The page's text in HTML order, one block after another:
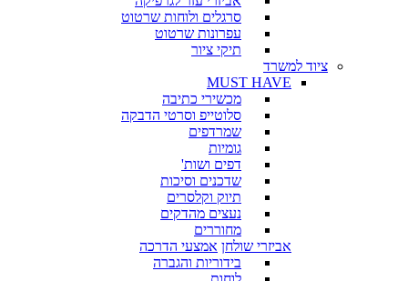
סרגלים ולוחות שרטוט
עפרונות שרטוט
תיקי ציור
ציוד למשרד
MUST HAVE
מכשירי כתיבה
סלוטייפ וסרטי הדבקה
שמרדפים
גומיות
דפים ושות'
שדכנים וסיכות
תיוק וקלסרים
נעצים מהדקים
מחוררים
אביזרי שולחן אמצעי הדרכה
בידוריות והגברה